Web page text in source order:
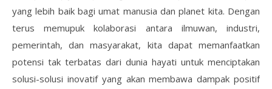
yang lebih baik bagi umat manusia dan planet kita. Dengan
terus memupuk kolaborasi antara ilmuwan, industri,
pemerintah, dan masyarakat, kita dapat memanfaatkan
potensi tak terbatas dari dunia hayati untuk menciptakan
solusi-solusi inovatif yang akan membawa dampak positif